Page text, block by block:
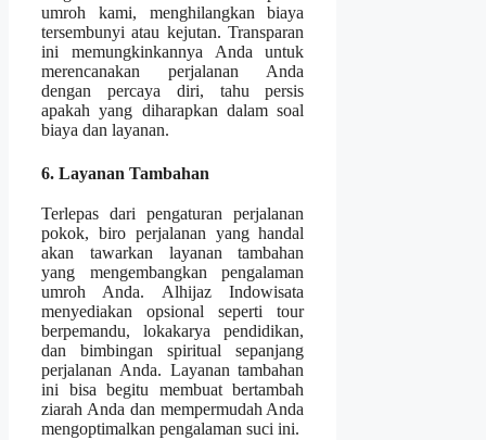
umroh kami, menghilangkan biaya
tersembunyi atau kejutan. Transparan
ini memungkinkannya Anda untuk
merencanakan perjalanan Anda
dengan percaya diri, tahu persis
apakah yang diharapkan dalam soal
biaya dan layanan.
6. Layanan Tambahan
Terlepas dari pengaturan perjalanan
pokok, biro perjalanan yang handal
akan tawarkan layanan tambahan
yang mengembangkan pengalaman
umroh Anda. Alhijaz Indowisata
menyediakan opsional seperti tour
berpemandu, lokakarya pendidikan,
dan bimbingan spiritual sepanjang
perjalanan Anda. Layanan tambahan
ini bisa begitu membuat bertambah
ziarah Anda dan mempermudah Anda
mengoptimalkan pengalaman suci ini.